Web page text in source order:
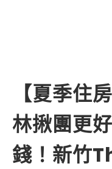
【夏季住
林揪團更
錢！新竹